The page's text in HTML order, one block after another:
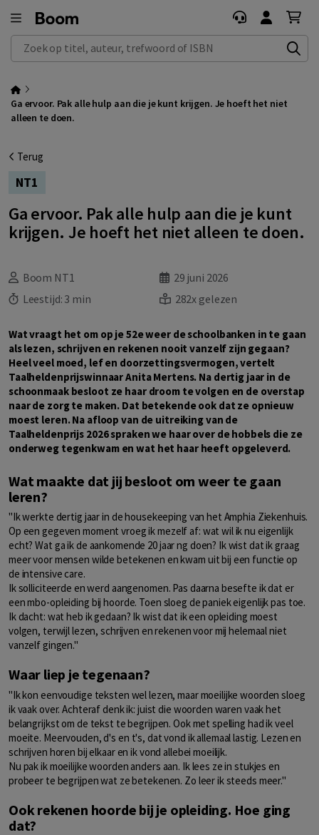
Zoek op titel, auteur, trefwoord of ISBN
Ga ervoor. Pak alle hulp aan die je kunt krijgen. Je hoeft het niet
alleen te doen.
Terug
NT1
Ga ervoor. Pak alle hulp aan die je kunt
krijgen. Je hoeft het niet alleen te doen.
Boom NT1
29 juni 2026
Leestijd: 3 min 282x gelezen
Wat vraagt het om op je 52e weer de schoolbanken in te gaan
als lezen, schrijven en rekenen nooit vanzelf zijn gegaan?
Heel veel moed, lef en doorzettingsvermogen, vertelt
Taalheldenprijswinnaar Anita Mertens. Na dertig jaar in de
schoonmaak besloot ze haar droom te volgen en de overstap
naar de zorg te maken. Dat betekende ook dat ze opnieuw
moest leren. Na afloop van de uitreiking van de
Taalheldenprijs 2026 spraken we haar over de hobbels die ze
onderweg tegenkwam en wat het haar heeft opgeleverd.
Wat maakte dat jij besloot om weer te gaan
leren?
"Ik werkte dertig jaar in de housekeeping van het Amphia Ziekenhuis.
Op een gegeven moment vroeg ik mezelf af: wat wil ik nu eigenlijk
echt? Wat ga ik de aankomende 20 jaar ng doen? Ik wist dat ik graag
meer voor mensen wilde betekenen en kwam uit bij een functie op
de intensive care.
Ik solliciteerde en werd aangenomen. Pas daarna besefte ik dat er
een mbo-opleiding bij hoorde. Toen sloeg de paniek eigenlijk pas toe.
Ik dacht: wat heb ik gedaan? Ik wist dat ik een opleiding moest
volgen, terwijl lezen, schrijven en rekenen voor mij helemaal niet
vanzelf gingen."
Waar liep je tegenaan?
"Ik kon eenvoudige teksten wel lezen, maar moeilijke woorden sloeg
ik vaak over. Achteraf denk ik: juist die woorden waren vaak het
belangrijkst om de tekst te begrijpen. Ook met spelling had ik veel
moeite. Meervouden, d's en t's, dat vond ik allemaal lastig. Lezen en
schrijven horen bij elkaar en ik vond allebei moeilijk.
Nu pak ik moeilijke woorden anders aan. Ik lees ze in stukjes en
probeer te begrijpen wat ze betekenen. Zo leer ik steeds meer."
Ook rekenen hoorde bij je opleiding. Hoe ging
dat?